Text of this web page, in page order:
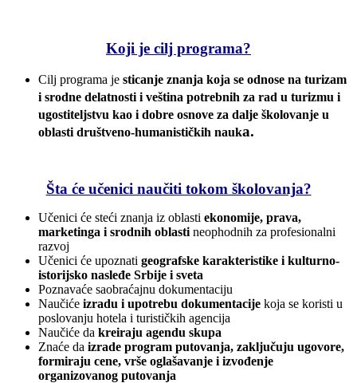
Koji je cilj programa?
Cilj programa je sticanje znanja koja se odnose na turizam
i srodne delatnosti i veština potrebnih za rad u turizmu i
ugostiteljstvu kao i dobre osnove za dalje školovanje u
oblasti društveno-humanističkih nauka.
Šta će učenici naučiti tokom školovanja?
Učenici će steći znanja iz oblasti ekonomije, prava,
marketinga i srodnih oblasti neophodnih za profesionalni
razvoj
Učenici će upoznati geografske karakteristike i kulturno-
istorijsko nasleđe Srbije i sveta
Poznavaće saobraćajnu dokumentaciju
Naučiće izradu i upotrebu dokumentacije koja se koristi u
poslovanju hotela i turističkih agencija
Naučiće da kreiraju agendu skupa
Znaće da izrade program putovanja, zaključuju ugovore,
formiraju cene, vrše oglašavanje i izvođenje
organizovanog putovanja